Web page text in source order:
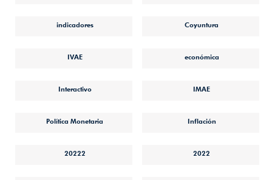
indicadores Coyuntura
IVAE económica
Interactivo IMAE
Política Monetaria Inflación
20222 2022